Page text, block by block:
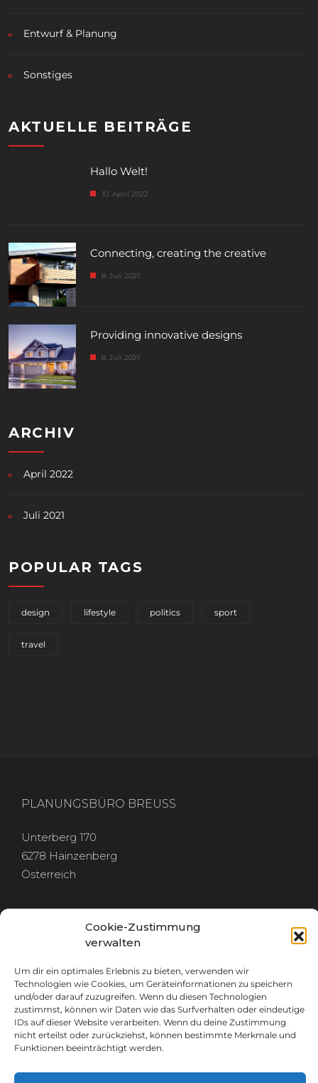
Cookie-Zustimmung
verwalten
Um dir ein optimales Erlebnis zu bieten, verwenden wir
Technologien wie Cookies, um Geräteinformationen zu speichern
und/oder darauf zuzugreifen. Wenn du diesen Technologien
zustimmst, können wir Daten wie das Surfverhalten oder eindeutige
IDs auf dieser Website verarbeiten. Wenn du deine Zustimmung
nicht erteilst oder zurückziehst, können bestimmte Merkmale und
Funktionen beeinträchtigt werden.
Entwurf & Planung
Sonstiges
AKTUELLE BEITRÄGE
Hallo Welt!
10. April 2022
Connecting, creating the creative
8. Juli 2021
Providing innovative designs
8. Juli 2021
ARCHIV
April 2022
Juli 2021
POPULAR TAGS
design lifestyle politics sport
travel
PLANUNGSBÜRO BREUSS
Unterberg 170
6278 Hainzenberg
Österreich
IMPRESSUM
DATENSCHUTZ